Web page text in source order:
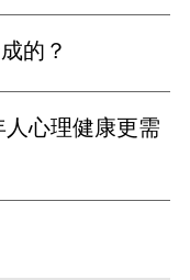
的？
人心理健康更需